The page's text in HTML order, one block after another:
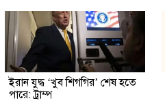
ইরান যুদ্ধ ‘খুব শিগগির’ শেষ হতে
পারে: ট্রাম্প